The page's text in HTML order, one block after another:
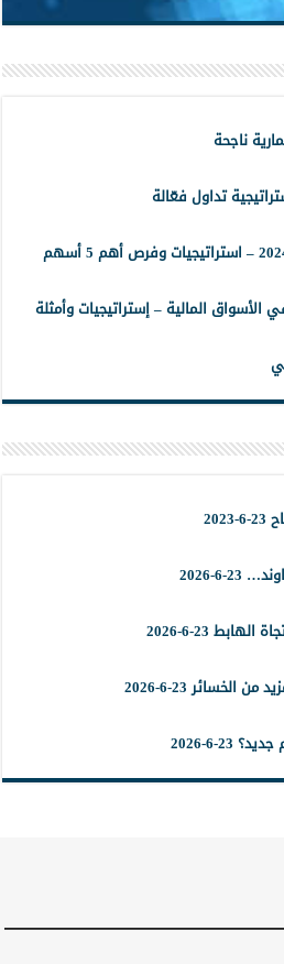
ناجحة
تداول فعّالة
الأسواق المالية – إستراتيجيات وأمثلة
6-2026
23-6-2026
23-6-2026
6-2026